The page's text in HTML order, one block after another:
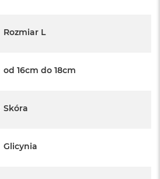
Rozmiar L
od 16cm do 18cm
Skóra
Glicynia